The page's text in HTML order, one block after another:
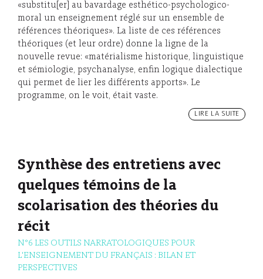
«substitu[er] au bavardage esthético-psychologico-
moral un enseignement réglé sur un ensemble de
références théoriques». La liste de ces références
théoriques (et leur ordre) donne la ligne de la
nouvelle revue: «matérialisme historique, linguistique
et sémiologie, psychanalyse, enfin logique dialectique
qui permet de lier les différents apports». Le
programme, on le voit, était vaste.
LIRE LA SUITE
Synthèse des entretiens avec
quelques témoins de la
scolarisation des théories du
récit
N°6 LES OUTILS NARRATOLOGIQUES POUR
L'ENSEIGNEMENT DU FRANÇAIS : BILAN ET
PERSPECTIVES